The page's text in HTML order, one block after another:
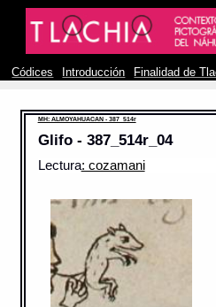
Códices Introducción Finalidad de
MH: ALMOYAHUACAN - 387_514r
Glifo - 387_514r_04
Lectura: cozamani